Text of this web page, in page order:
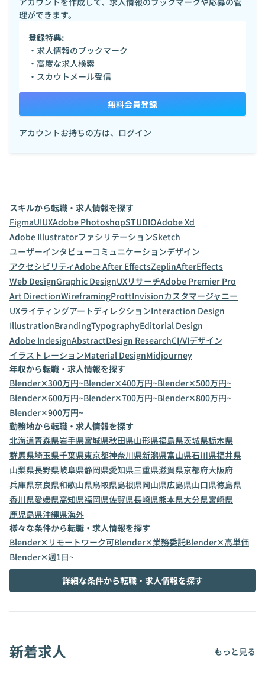
理ができます。
登録特典:
・求人情報のブックマーク
・高度な求人検索
・スカウトメール受信
無料会員登録
アカウントお持ちの方は、 ログイン
スキルから転職・求人情報を探す
FigmaUIUXAdobe PhotoshopSTUDIOAdobe Xd
Adobe IllustratorファシリテーションSketch
ユーザーインタビューコミュニケーションデザイン
アクセシビリティAdobe After EffectsZeplinAfterEffects
Web DesignGraphic DesignUXリサーチAdobe Premier Pro
Art DirectionWireframingProttInvisionカスタマージャニー
UXライティングアートディレクションInteraction Design
IllustrationBrandingTypographyEditorial Design
Adobe IndesignAbstractDesign ResearchCI/VIデザイン
イラストレーションMaterial DesignMidjourney
年収から転職・求人情報を探す
Blender✕300万円~Blender✕400万円~Blender✕500万円~
Blender✕600万円~Blender✕700万円~Blender✕800万円~
Blender✕900万円~
勤務地から転職・求人情報を探す
北海道青森県岩手県宮城県秋田県山形県福島県茨城県栃木県
群馬県埼玉県千葉県東京都神奈川県新潟県富山県石川県福井県
山梨県長野県岐阜県静岡県愛知県三重県滋賀県京都府大阪府
兵庫県奈良県和歌山県鳥取県島根県岡山県広島県山口県徳島県
香川県愛媛県高知県福岡県佐賀県長崎県熊本県大分県宮崎県
鹿児島県沖縄県海外
様々な条件から転職・求人情報を探す
Blender✕リモートワーク可Blender✕業務委託Blender✕高単価
Blender✕週1日~
詳細な条件から転職・求人情報を探す
新着求人 もっと見る